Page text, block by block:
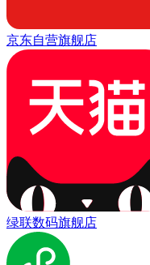
京东自营旗舰店
绿联数码旗舰店